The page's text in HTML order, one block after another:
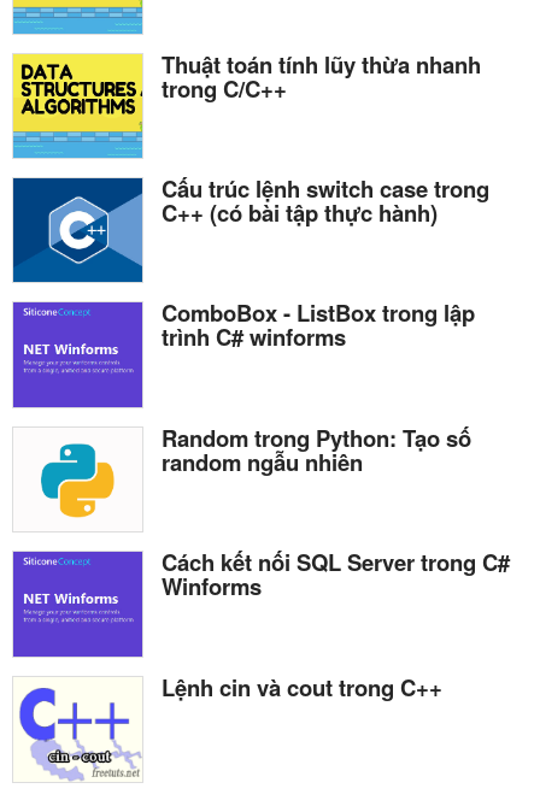
Thuật toán tính lũy thừa nhanh
trong C/C++
Cấu trúc lệnh switch case trong
C++ (có bài tập thực hành)
ComboBox - ListBox trong lập
trình C# winforms
Random trong Python: Tạo số
random ngẫu nhiên
Cách kết nối SQL Server trong C#
Winforms
Lệnh cin và cout trong C++